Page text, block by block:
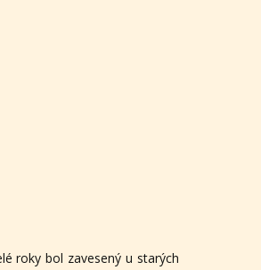
roky bol zavesený u starých